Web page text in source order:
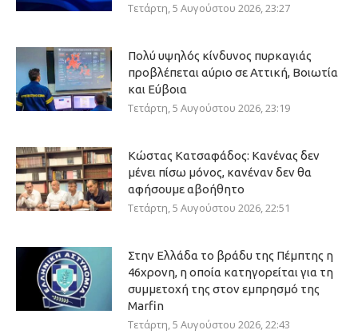
Τετάρτη, 5 Αυγούστου 2026, 23:27
Πολύ υψηλός κίνδυνος πυρκαγιάς
προβλέπεται αύριο σε Αττική, Βοιωτία
και Εύβοια
Τετάρτη, 5 Αυγούστου 2026, 23:19
Κώστας Κατσαφάδος: Κανένας δεν
μένει πίσω μόνος, κανέναν δεν θα
αφήσουμε αβοήθητο
Τετάρτη, 5 Αυγούστου 2026, 22:51
Στην Ελλάδα το βράδυ της Πέμπτης η
46χρονη, η οποία κατηγορείται για τη
συμμετοχή της στον εμπρησμό της
Marfin
Τετάρτη, 5 Αυγούστου 2026, 22:43